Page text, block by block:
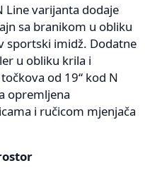
Line varijanta dodaje
sa branikom u obliku
sportski imidž. Dodatne
u obliku krila i
od 19“ kod N
opremljena
i ručicom mjenjača